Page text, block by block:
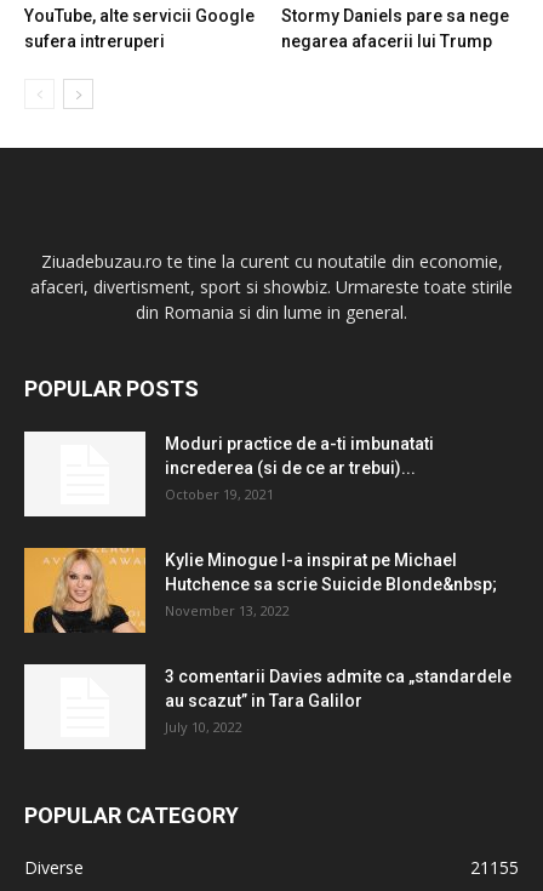
YouTube, alte servicii Google
sufera intreruperi
Stormy Daniels pare sa nege
negarea afacerii lui Trump
Ziuadebuzau.ro te tine la curent cu noutatile din economie,
afaceri, divertisment, sport si showbiz. Urmareste toate stirile
din Romania si din lume in general.
POPULAR POSTS
Moduri practice de a-ti imbunatati
increderea (si de ce ar trebui)...
October 19, 2021
Kylie Minogue l-a inspirat pe Michael
Hutchence sa scrie Suicide Blonde&nbsp;
November 13, 2022
3 comentarii Davies admite ca „standardele
au scazut” in Tara Galilor
July 10, 2022
POPULAR CATEGORY
Diverse 21155